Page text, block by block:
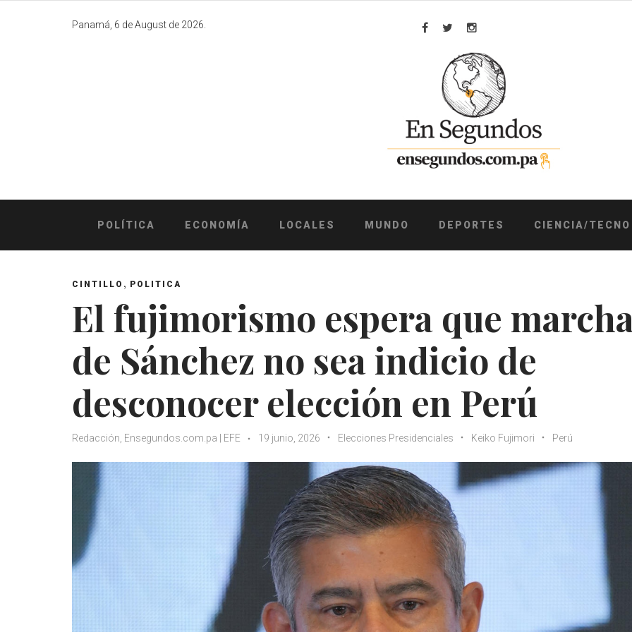
Panamá, 6 de August de 2026.
Facebook
TwitterInstagram
POLÍTICA ECONOMÍA LOCALES MUNDO DEPORTES CIENCIA/TECNO
CINTILLO , POLITICA
El fujimorismo espera que
de Sánchez no sea indicio de
desconocer elección en Perú
Redacción, Ensegundos.com.pa | EFE 19 junio, 2026 Elecciones Presidenciales Keiko Fujimori Perú